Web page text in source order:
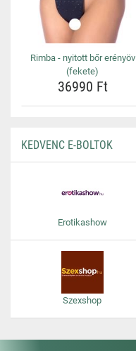
Rimba - nyitott bőr erényöv
(fekete)
36990 Ft
KEDVENC E-BOLTOK
Erotikashow
Szexshop